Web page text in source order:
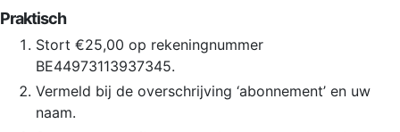
Praktisch
Stort €25,00 op rekeningnummer
BE44973113937345.
Vermeld bij de overschrijving ‘abonnement’ en uw
naam.